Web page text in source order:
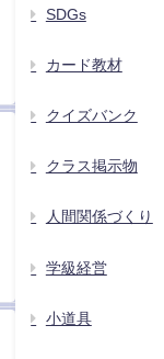
SDGs
カード教材
クイズバンク
クラス掲示物
人間関係づくり
学級経営
小道具